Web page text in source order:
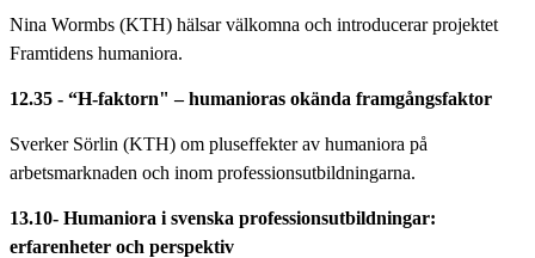
Nina Wormbs (KTH) hälsar välkomna och introducerar projektet
Framtidens humaniora.
12.35 - “H-faktorn" – humanioras okända framgångsfaktor
Sverker Sörlin (KTH) om pluseffekter av humaniora på
arbetsmarknaden och inom professionsutbildningarna.
13.10- Humaniora i svenska professionsutbildningar:
erfarenheter och perspektiv